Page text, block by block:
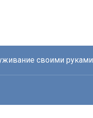
своими руками